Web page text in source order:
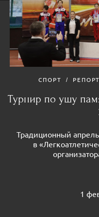
СПОРТ
Турнир по ушу
Традиционный
в
1